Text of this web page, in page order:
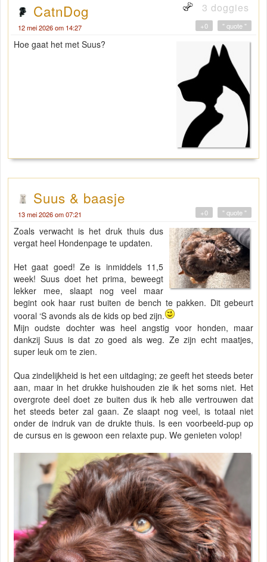
CatnDog 3 doggies
12 mei 2026 om 14:27 " quote "
+0
Hoe gaat het met Suus?
Suus & baasje
13 mei 2026 om 07:21 " quote "
+0
Zoals verwacht is het druk thuis dus
vergat heel Hondenpage te updaten.
Het gaat goed! Ze is inmiddels 11,5
week! Suus doet het prima, beweegt
lekker mee, slaapt nog veel maar
begint ook haar rust buiten de bench te pakken. Dit gebeurt
vooral ‘S avonds als de kids op bed zijn.
Mijn oudste dochter was heel angstig voor honden, maar
dankzij Suus is dat zo goed als weg. Ze zijn echt maatjes,
super leuk om te zien.
Qua zindelijkheid is het een uitdaging; ze geeft het steeds beter
aan, maar in het drukke huishouden zie ik het soms niet. Het
overgrote deel doet ze buiten dus ik heb alle vertrouwen dat
het steeds beter zal gaan. Ze slaapt nog veel, is totaal niet
onder de indruk van de drukte thuis. Is een voorbeeld-pup op
de cursus en is gewoon een relaxte pup. We genieten volop!